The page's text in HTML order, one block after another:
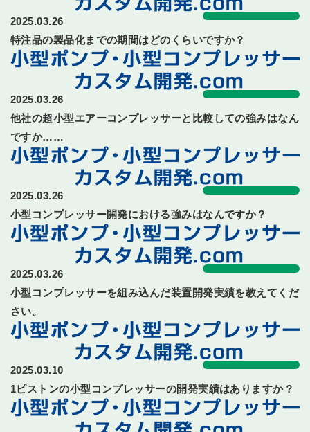
2025.03.26
特注品の製品化までの期間はどのくらいですか？
2025.03.26
他社の超小型エアーコンプレッサーと比較しての強みはなん
ですか……
2025.03.26
小型コンプレッサー開発における強みはなんですか？
2025.03.26
小型コンプレッサーを組み込んだ装置開発実績を教えてくだ
さい。
2025.03.10
1ピストンの小型コンプレッサーの開発実績はありますか？